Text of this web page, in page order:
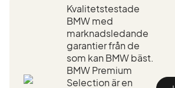
+50
km
(Plats)
(Tillverkare)
Kvalitetstestade
BMW med
marknadsledande
garantier från de
som kan BMW bäst.
BMW Premium
Selection är en